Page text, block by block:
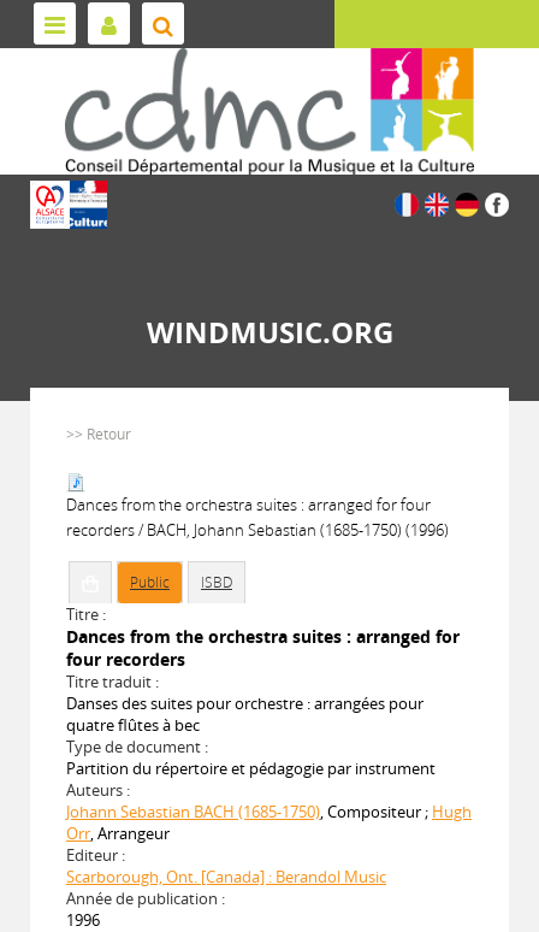
WINDMUSIC.ORG
>> Retour
Dances from the orchestra suites : arranged for four
recorders / BACH, Johann Sebastian (1685-1750) (1996)
Public ISBD
Titre :
Dances from the orchestra suites : arranged for
four recorders
Titre traduit :
Danses des suites pour orchestre : arrangées pour
quatre flûtes à bec
Type de document :
Partition du répertoire et pédagogie par instrument
Auteurs :
Johann Sebastian BACH (1685-1750), Compositeur ; Hugh
Orr, Arrangeur
Editeur :
Scarborough, Ont. [Canada] : Berandol Music
Année de publication :
1996